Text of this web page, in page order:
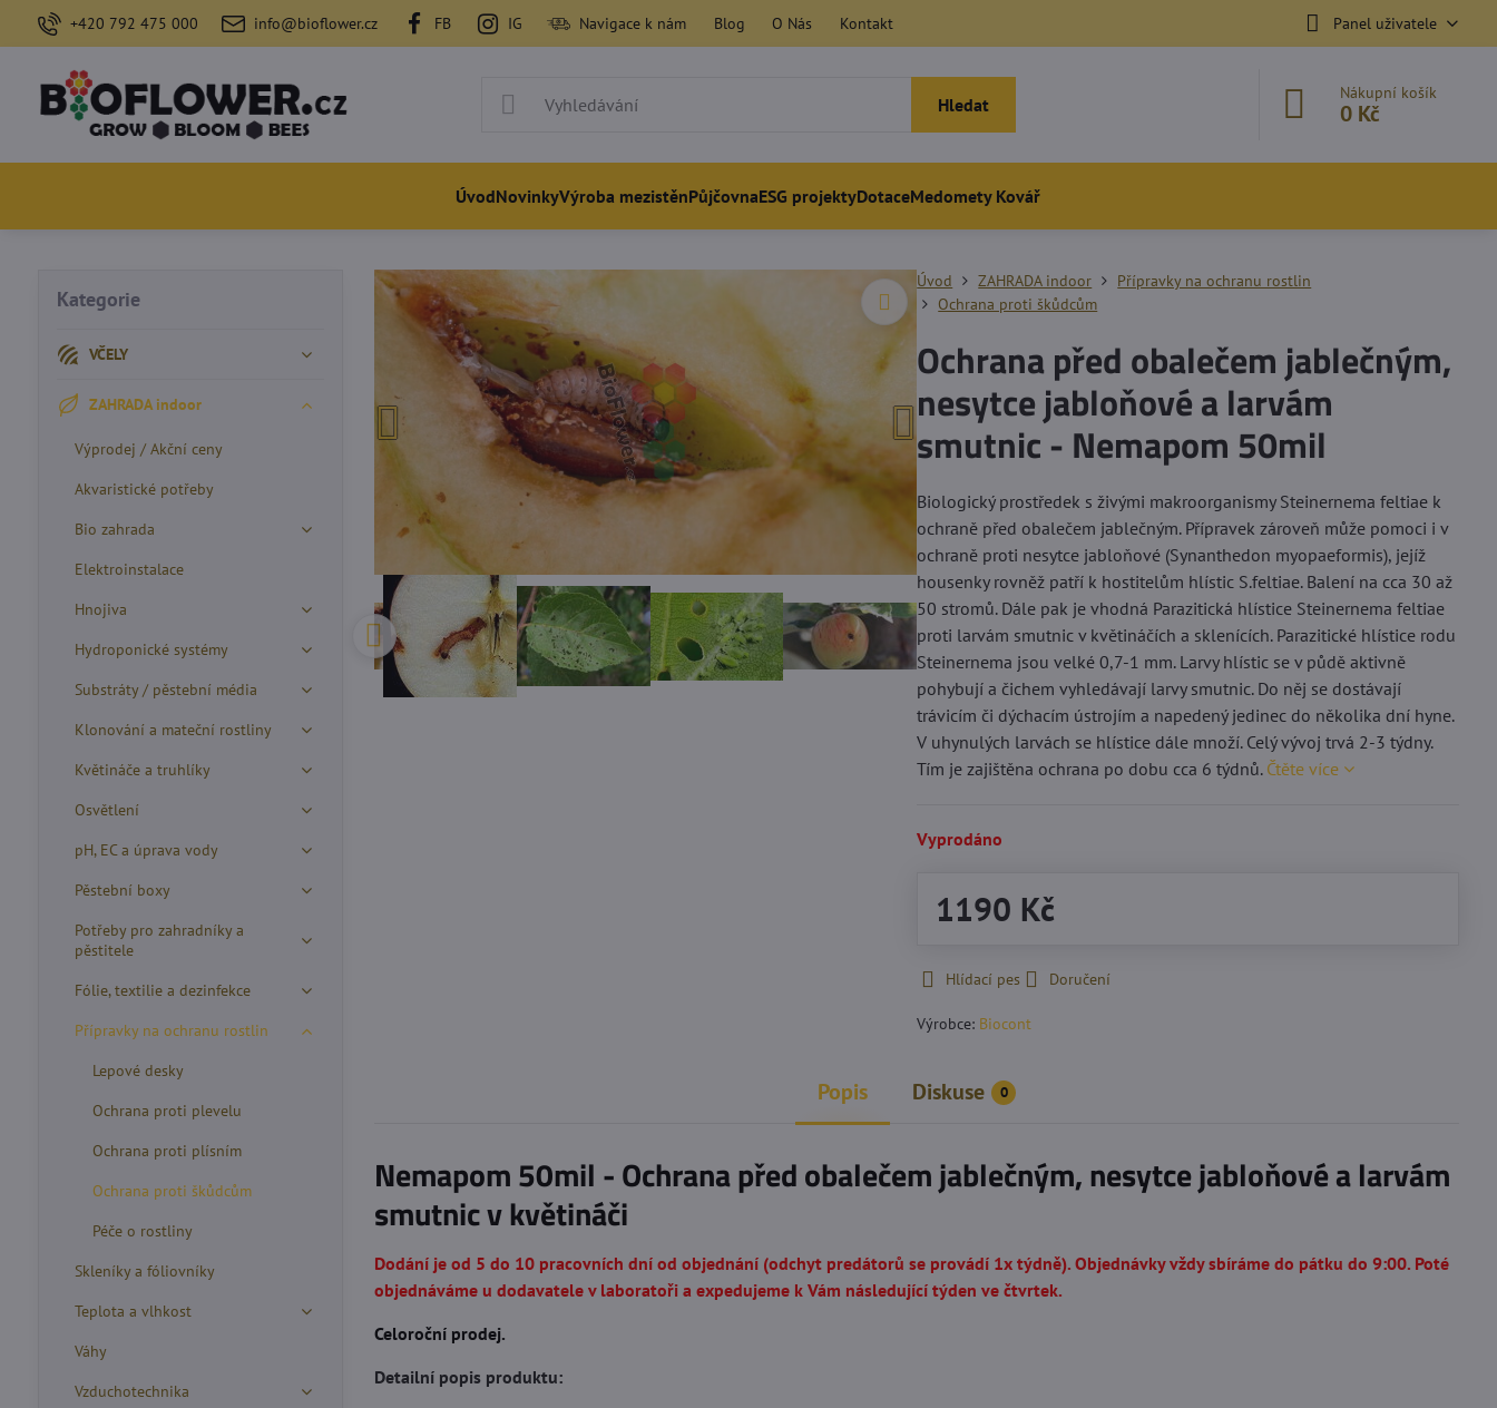
+420 792 475 000 info@bioflower.cz FB IG Navigace k nám Blog O Nás Kontakt Panel uživatele
Hledat
Nákupní košík
0 Kč
ÚvodNovinkyVýroba mezistěnPůjčovnaESG projektyDotaceMedomety Kovář
Úvod ZAHRADA indoor
Přípravky na ochranu rostlin
Ochrana proti škůdcům
Ochrana před obalečem jablečným,
nesytce jabloňové a larvám
smutnic - Nemapom 50mil
Biologický prostředek s živými makroorganismy Steinernema feltiae k
ochraně před obalečem jablečným. Přípravek zároveň může pomoci i v
ochraně proti nesytce jabloňové (Synanthedon myopaeformis), jejíž
housenky rovněž patří k hostitelům hlístic S.feltiae. Balení na cca 30 až
50 stromů. Dále pak je vhodná Parazitická hlístice Steinernema feltiae
proti larvám smutnic v květináčích a sklenících. Parazitické hlístice rodu
Steinernema jsou velké 0,7-1 mm. Larvy hlístic se v půdě aktivně
pohybují a čichem vyhledávají larvy smutnic. Do něj se dostávají
trávicím či dýchacím ústrojím a napedený jedinec do několika dní hyne.
V uhynulých larvách se hlístice dále množí. Celý vývoj trvá 2-3 týdny.
Tím je zajištěna ochrana po dobu cca 6 týdnů. Čtěte více
Vyprodáno
1190 Kč
Hlídací pes Doručení
Výrobce: Biocont
Popis Diskuse 0
Nemapom 50mil - Ochrana před obalečem jablečným, nesytce jabloňové a larvám
smutnic v květináči
Dodání je od 5 do 10 pracovních dní od objednání (odchyt predátorů se provádí 1x týdně). Objednávky vždy sbíráme do pátku do 9:00. Poté
objednáváme u dodavatele v laboratoři a expedujeme k Vám následující týden ve čtvrtek.
Celoroční prodej.
Detailní popis produktu:
Kategorie
VČELY
ZAHRADA indoor
Výprodej / Akční ceny
Akvaristické potřeby
Bio zahrada
Elektroinstalace
Hnojiva
Hydroponické systémy
Substráty / pěstební média
Klonování a mateční rostliny
Květináče a truhlíky
Osvětlení
pH, EC a úprava vody
Pěstební boxy
Potřeby pro zahradníky a
pěstitele
Fólie, textilie a dezinfekce
Přípravky na ochranu rostlin
Lepové desky
Ochrana proti plevelu
Ochrana proti plísním
Ochrana proti škůdcům
Péče o rostliny
Skleníky a fóliovníky
Teplota a vlhkost
Váhy
Vzduchotechnika